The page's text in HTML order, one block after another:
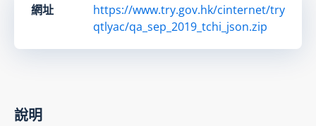
網址
https://www.try.gov.hk/cinternet/try
qtlyac/qa_sep_2019_tchi_json.zip
說明